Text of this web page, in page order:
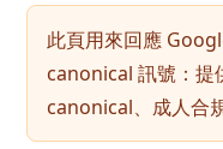
此頁用來回應
canonical 訊號：提
canonical、成人合